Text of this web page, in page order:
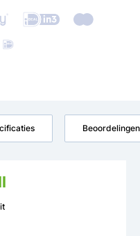
Beoordelingen